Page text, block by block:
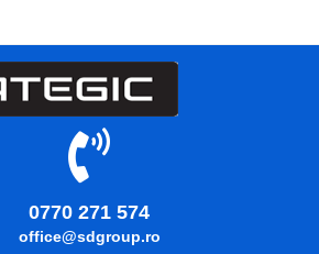
0770 271 574
office@sdgroup.ro